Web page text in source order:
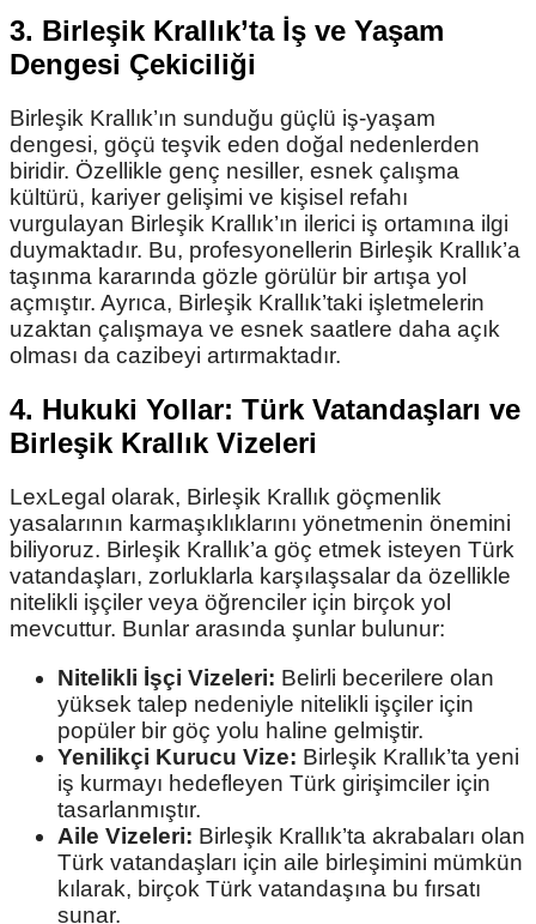
3. Birleşik Krallık’ta İş ve Yaşam
Dengesi Çekiciliği
Birleşik Krallık’ın sunduğu güçlü iş-yaşam
dengesi, göçü teşvik eden doğal nedenlerden
biridir. Özellikle genç nesiller, esnek çalışma
kültürü, kariyer gelişimi ve kişisel refahı
vurgulayan Birleşik Krallık’ın ilerici iş ortamına ilgi
duymaktadır. Bu, profesyonellerin Birleşik Krallık’a
taşınma kararında gözle görülür bir artışa yol
açmıştır. Ayrıca, Birleşik Krallık’taki işletmelerin
uzaktan çalışmaya ve esnek saatlere daha açık
olması da cazibeyi artırmaktadır.
4. Hukuki Yollar: Türk Vatandaşları ve
Birleşik Krallık Vizeleri
LexLegal olarak, Birleşik Krallık göçmenlik
yasalarının karmaşıklıklarını yönetmenin önemini
biliyoruz. Birleşik Krallık’a göç etmek isteyen Türk
vatandaşları, zorluklarla karşılaşsalar da özellikle
nitelikli işçiler veya öğrenciler için birçok yol
mevcuttur. Bunlar arasında şunlar bulunur:
Nitelikli İşçi Vizeleri: Belirli becerilere olan
yüksek talep nedeniyle nitelikli işçiler için
popüler bir göç yolu haline gelmiştir.
Yenilikçi Kurucu Vize: Birleşik Krallık’ta yeni
iş kurmayı hedefleyen Türk girişimciler için
tasarlanmıştır.
Aile Vizeleri: Birleşik Krallık’ta akrabaları olan
Türk vatandaşları için aile birleşimini mümkün
kılarak, birçok Türk vatandaşına bu fırsatı
sunar.